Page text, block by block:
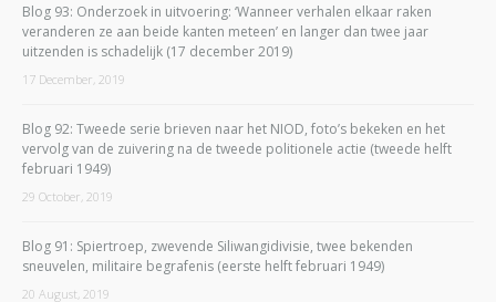
Blog 93: Onderzoek in uitvoering: ‘Wanneer verhalen elkaar raken
veranderen ze aan beide kanten meteen’ en langer dan twee jaar
uitzenden is schadelijk (17 december 2019)
17 December, 2019
Blog 92: Tweede serie brieven naar het NIOD, foto’s bekeken en het
vervolg van de zuivering na de tweede politionele actie (tweede helft
februari 1949)
29 October, 2019
Blog 91: Spiertroep, zwevende Siliwangidivisie, twee bekenden
sneuvelen, militaire begrafenis (eerste helft februari 1949)
20 August, 2019